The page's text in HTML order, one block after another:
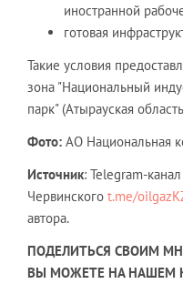
иностранной
готовая
Такие условия
зона "Национальный
парк" (Атырауская
Фото: АО Национальная
Источник: Telegram-
Червинского t.me/
автора.
ПОДЕЛИТЬСЯ СВОИМ
ВЫ МОЖЕТЕ НА НАШЕМ